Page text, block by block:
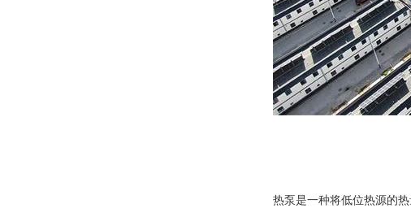
热泵是一种将低位热源的